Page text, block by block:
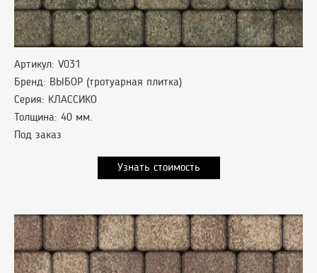
Артикул: V031
Бренд: ВЫБОР (тротуарная плитка)
Серия: КЛАССИКО
Толщина: 40 мм.
Под заказ
Узнать стоимость